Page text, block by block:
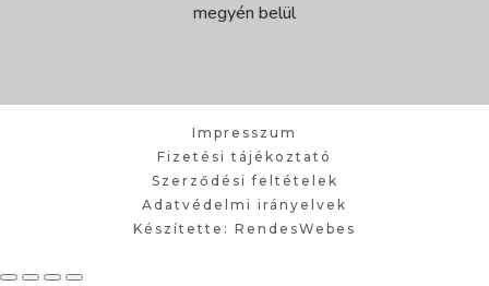
megyén belül
Impresszum
Fizetési tájékoztató
Szerződési feltételek
Adatvédelmi irányelvek
Készítette: RendesWebes